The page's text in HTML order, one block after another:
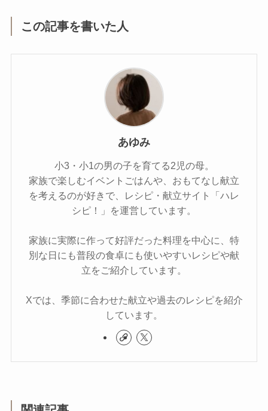
この記事を書いた人
あゆみ
小3・小1の男の子を育てる2児の母。
家族で楽しむイベントごはんや、おもてなし献立
を考えるのが好きで、レシピ・献立サイト「ハレ
シピ！」を運営しています。
家族に実際に作って好評だった料理を中心に、特
別な日にも普段の食卓にも使いやすいレシピや献
立をご紹介しています。
Xでは、季節に合わせた献立や過去のレシピを紹介
しています。